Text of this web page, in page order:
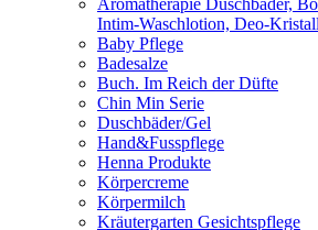
Aromatherapie Duschbäder,
Intim-Waschlotion, Deo-Kristall
Baby Pflege
Badesalze
Buch. Im Reich der Düfte
Chin Min Serie
Duschbäder/Gel
Hand&Fusspflege
Henna Produkte
Körpercreme
Körpermilch
Kräutergarten Gesichtspflege